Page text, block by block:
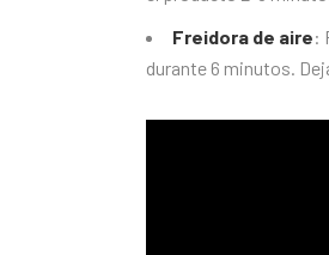
Freidora de aire:
durante 6 minutos.